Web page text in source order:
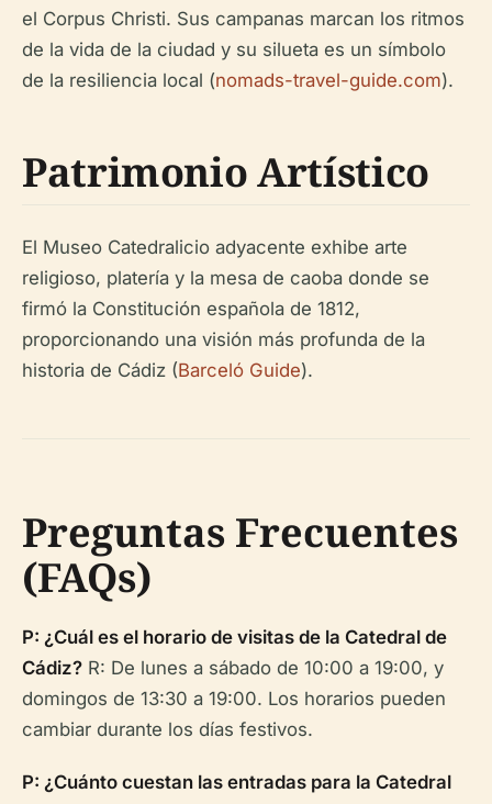
el Corpus Christi. Sus campanas marcan los ritmos
de la vida de la ciudad y su silueta es un símbolo
de la resiliencia local (nomads-travel-guide.com).
Patrimonio Artístico
El Museo Catedralicio adyacente exhibe arte
religioso, platería y la mesa de caoba donde se
firmó la Constitución española de 1812,
proporcionando una visión más profunda de la
historia de Cádiz (Barceló Guide).
Preguntas Frecuentes
(FAQs)
P: ¿Cuál es el horario de visitas de la Catedral de
Cádiz? R: De lunes a sábado de 10:00 a 19:00, y
domingos de 13:30 a 19:00. Los horarios pueden
cambiar durante los días festivos.
P: ¿Cuánto cuestan las entradas para la Catedral